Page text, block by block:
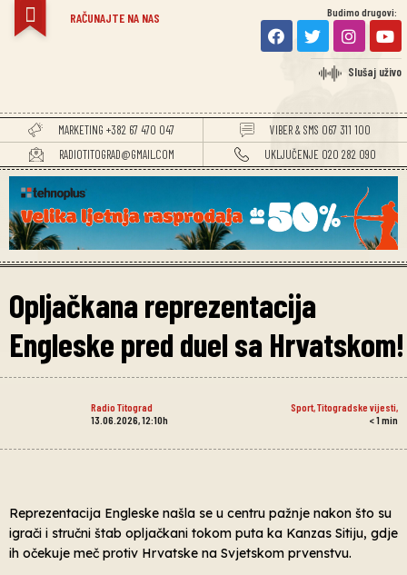
RAČUNAJTE NA NAS Budimo drugovi:
Slušaj uživo
MARKETING +382 67 470 047
VIBER & SMS 067 311 100
RADIOTITOGRAD@GMAIL.COM
UKLJUČENJE 020 282 090
Opljačkana reprezentacija
Engleske pred duel sa Hrvatskom!
Radio Titograd Sport, Titogradske vijesti
13.06.2026, 12:10h
< 1 min
Reprezentacija Engleske našla se u centru pažnje nakon što su
igrači i stručni štab opljačkani tokom puta ka Kanzas Sitiju, gdje
ih očekuje meč protiv Hrvatske na Svjetskom prvenstvu.